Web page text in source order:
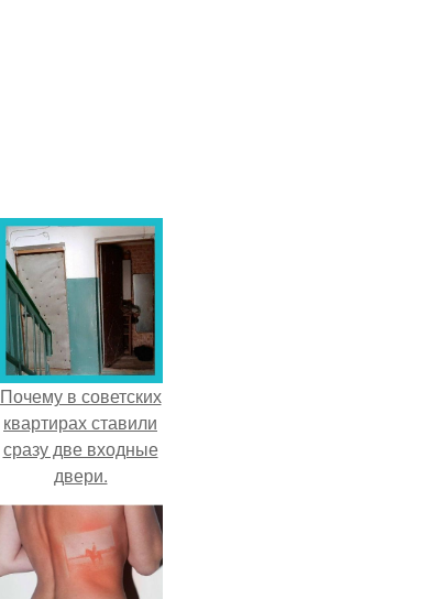
Почему в советских
квартирах ставили
сразу две входные
двери.